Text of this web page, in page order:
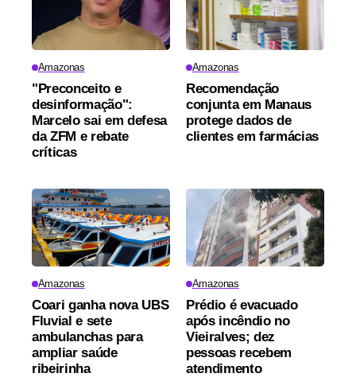
Amazonas
"Preconceito e
desinformação":
Marcelo sai em defesa
da ZFM e rebate
críticas
Amazonas
Recomendação
conjunta em Manaus
protege dados de
clientes em farmácias
Amazonas
Coari ganha nova UBS
Fluvial e sete
ambulanchas para
ampliar saúde
ribeirinha
Amazonas
Prédio é evacuado
após incêndio no
Vieiralves; dez
pessoas recebem
atendimento